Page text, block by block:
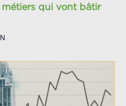
qui vont bâtir